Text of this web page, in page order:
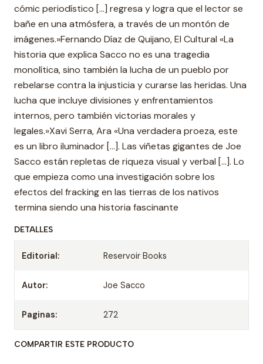
cómic periodístico [...] regresa y logra que el lector se
bañe en una atmósfera, a través de un montón de
imágenes.»Fernando Díaz de Quijano, El Cultural «La
historia que explica Sacco no es una tragedia
monolítica, sino también la lucha de un pueblo por
rebelarse contra la injusticia y curarse las heridas. Una
lucha que incluye divisiones y enfrentamientos
internos, pero también victorias morales y
legales.»Xavi Serra, Ara «Una verdadera proeza, este
es un libro iluminador [...]. Las viñetas gigantes de Joe
Sacco están repletas de riqueza visual y verbal [...]. Lo
que empieza como una investigación sobre los
efectos del fracking en las tierras de los nativos
termina siendo una historia fascinante
DETALLES
Editorial: Reservoir Books
Autor: Joe Sacco
Paginas: 272
COMPARTIR ESTE PRODUCTO